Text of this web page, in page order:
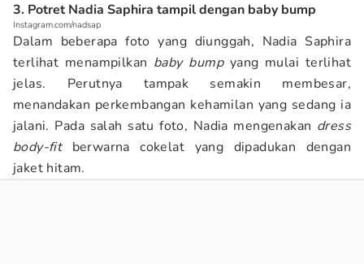
3. Potret Nadia Saphira tampil dengan baby bump
Instagram.com/nadsap
Dalam beberapa foto yang diunggah, Nadia Saphira
terlihat menampilkan baby bump yang mulai terlihat
jelas. Perutnya tampak semakin membesar,
menandakan perkembangan kehamilan yang sedang ia
jalani. Pada salah satu foto, Nadia mengenakan dress
body-fit berwarna cokelat yang dipadukan dengan
jaket hitam.